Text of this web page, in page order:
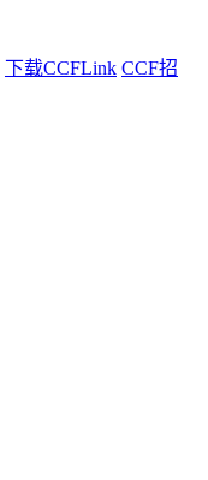
下载CCFLink CCF招